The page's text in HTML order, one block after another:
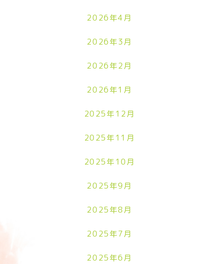
2026年4月
2026年3月
2026年2月
2026年1月
2025年12月
2025年11月
2025年10月
2025年9月
2025年8月
2025年7月
2025年6月